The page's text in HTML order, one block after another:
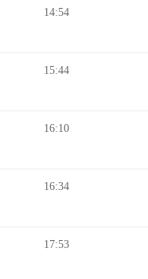
14:54
15:44
16:10
16:34
17:53